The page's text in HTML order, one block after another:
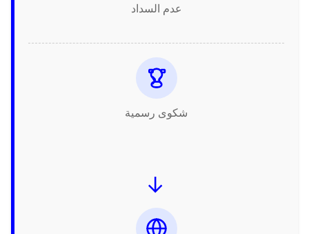
عدم السداد
شكوى رسمية
→